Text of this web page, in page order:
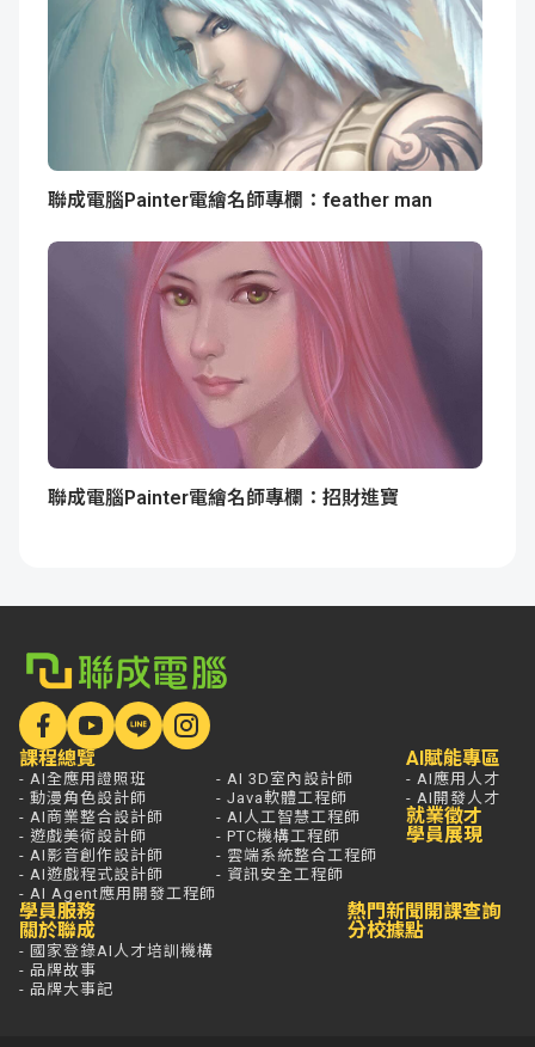
聯成電腦Painter電繪名師專欄：feather man
聯成電腦Painter電繪名師專欄：招財進寶
課程總覽
- AI全應用證照班
- 動漫角色設計師
- AI商業整合設計師
- 遊戲美術設計師
- AI影音創作設計師
- AI遊戲程式設計師
- AI Agent應用開發工程師
- AI 3D室內設計師
- Java軟體工程師
- AI人工智慧工程師
- PTC機構工程師
- 雲端系統整合工程師
- 資訊安全工程師
AI賦能專區
- AI應用人才
- AI開發人才
就業徵才
學員展現
學員服務
關於聯成
- 國家登錄AI人才培訓機構
- 品牌故事
- 品牌大事記
熱門新聞
分校據點
開課查詢